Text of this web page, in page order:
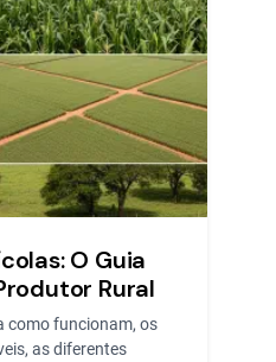
O Guia
Rural
como funcionam, os
as diferentes